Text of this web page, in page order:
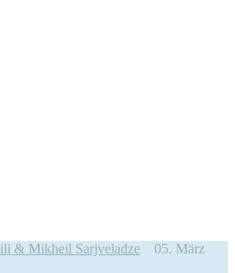
& Mikheil Sarjveladze 05. März